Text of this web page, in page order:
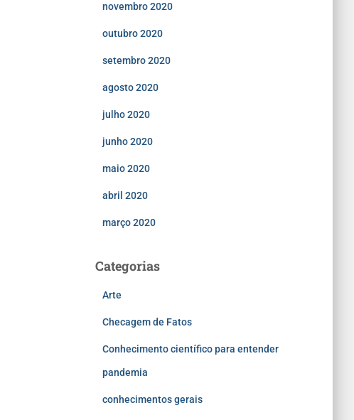
novembro 2020
outubro 2020
setembro 2020
agosto 2020
julho 2020
junho 2020
maio 2020
abril 2020
março 2020
Categorias
Arte
Checagem de Fatos
Conhecimento científico para entender
pandemia
conhecimentos gerais